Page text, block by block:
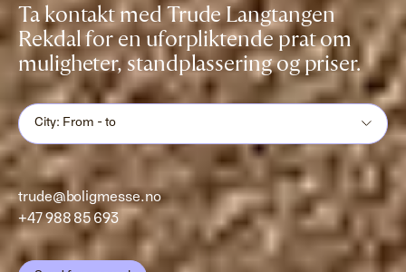
Ta kontakt med Trude Langtangen
Rekdal for en uforpliktende prat om
muligheter, standplassering og priser.
City: From - to
trude@boligmesse.no
+47 988 85 693